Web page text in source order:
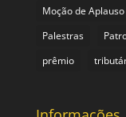
Moção de
Palestras
prêmio